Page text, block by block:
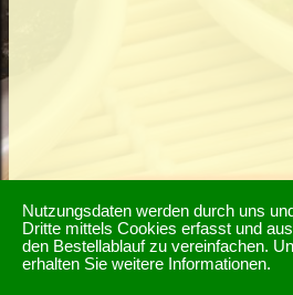
Nutzungsdaten werden durch uns
Dritte mittels Cookies erfasst und
den Bestellablauf zu vereinfachen.
erhalten Sie weitere Informationen.